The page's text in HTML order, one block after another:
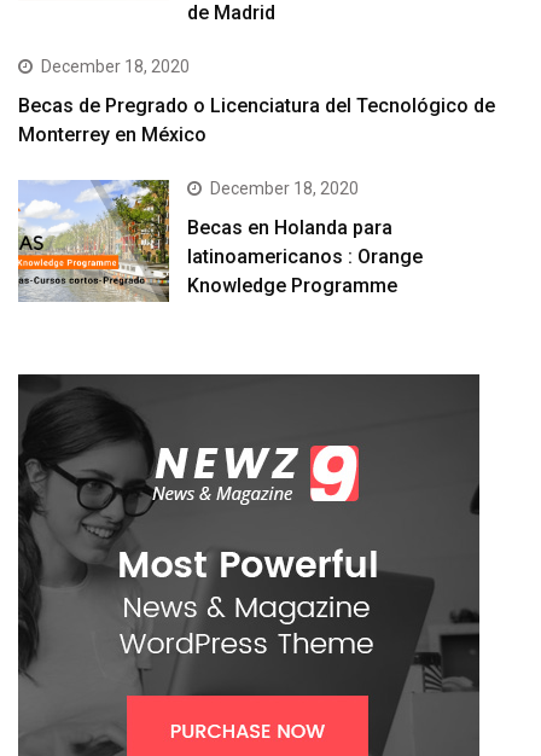
de Madrid
December 18, 2020
Becas de Pregrado o Licenciatura del Tecnológico de
Monterrey en México
December 18, 2020
Becas en Holanda para
latinoamericanos : Orange
Knowledge Programme